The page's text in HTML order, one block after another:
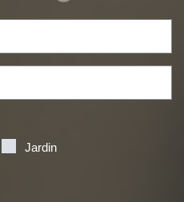
Jardin